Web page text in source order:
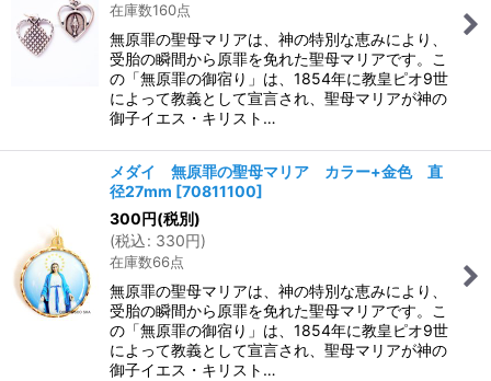
在庫数160点
無原罪の聖母マリアは、神の特別な恵みにより、
受胎の瞬間から原罪を免れた聖母マリアです。こ
の「無原罪の御宿り」は、1854年に教皇ピオ9世
によって教義として宣言され、聖母マリアが神の
御子イエス・キリスト…
メダイ 無原罪の聖母マリア カラー+金色 直
径27mm [70811100]
300円(税別)
(税込: 330円)
在庫数66点
無原罪の聖母マリアは、神の特別な恵みにより、
受胎の瞬間から原罪を免れた聖母マリアです。こ
の「無原罪の御宿り」は、1854年に教皇ピオ9世
によって教義として宣言され、聖母マリアが神の
御子イエス・キリスト…